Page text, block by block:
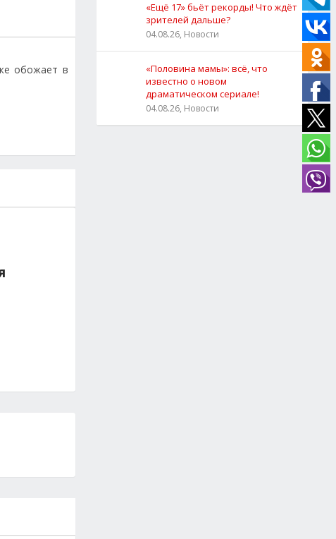
обожает в
«Ещё 17» бьёт рекорды! Что ждёт
зрителей дальше?
04.08.26, Новости
«Половина мамы»: всё, что
известно о новом
драматическом сериале!
04.08.26, Новости